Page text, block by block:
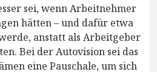
sei, wenn Arbeitnehmer
hätten – und dafür etwa
anstatt als Arbeitgeber
Bei der Autovision sei das
eine Pauschale, um sich